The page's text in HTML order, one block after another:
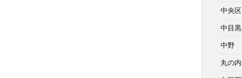
中央区
中目黒
中野
丸の内